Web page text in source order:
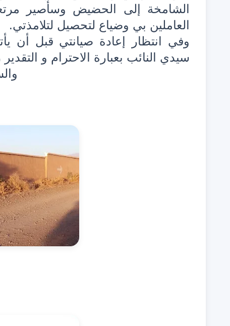
الشامخة إلى الحضيض وسأصير
العاملين بي وضياع لتحصيل لتلامذتي.
وفي انتظار إعادة صيانتي قبل أن
سيدي النائب بعبارة الاحترام و